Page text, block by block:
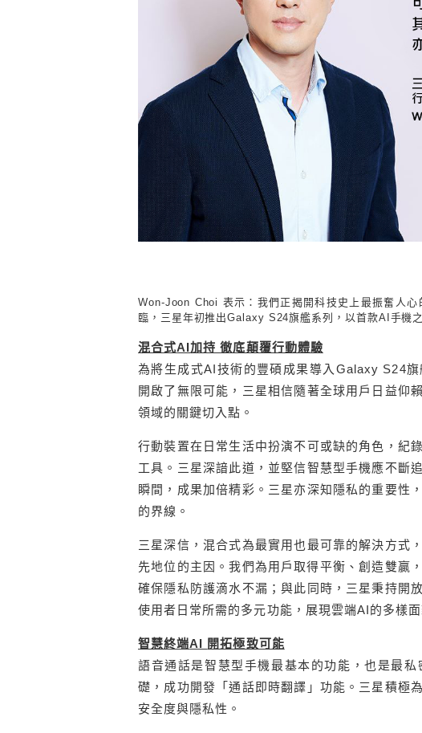
Won-Joon Choi 表示：我們正揭開科技史上最振奮人
臨，三星年初推出Galaxy S24旗艦系列，以首款AI手機
混合式AI加持 徹底顛覆行動體驗
為將生成式AI技術的豐碩成果導入 Galaxy S24
開啟了無限可能，三星相信隨著全球用戶日益仰
領域的關鍵切入點。
行動裝置在日常生活中扮演不可或缺的角色，紀
工具。三星深諳此道，並堅信智慧型手機應不斷
瞬間，成果加倍精彩。三星亦深知隱私的重要性
的界線。
三星深信，混合式為最實用也最可靠的解決方式
先地位的主因。我們為用戶取得平衡、創造雙贏
確保隱私防護滴水不漏；與此同時，三星秉持開
使用者日常所需的多元功能，展現雲端AI的多樣面
智慧終端AI 開拓極致可能
語音通話是智慧型手機最基本的功能，也是最
礎，成功開發「通話即時翻譯」功能。三星積極
安全度與隱私性。